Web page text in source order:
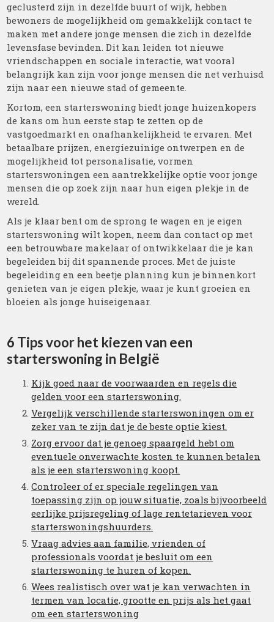
geclusterd zijn in dezelfde buurt of wijk, hebben
bewoners de mogelijkheid om gemakkelijk contact te
maken met andere jonge mensen die zich in dezelfde
levensfase bevinden. Dit kan leiden tot nieuwe
vriendschappen en sociale interactie, wat vooral
belangrijk kan zijn voor jonge mensen die net verhuisd
zijn naar een nieuwe stad of gemeente.
Kortom, een starterswoning biedt jonge huizenkopers
de kans om hun eerste stap te zetten op de
vastgoedmarkt en onafhankelijkheid te ervaren. Met
betaalbare prijzen, energiezuinige ontwerpen en de
mogelijkheid tot personalisatie, vormen
starterswoningen een aantrekkelijke optie voor jonge
mensen die op zoek zijn naar hun eigen plekje in de
wereld.
Als je klaar bent om de sprong te wagen en je eigen
starterswoning wilt kopen, neem dan contact op met
een betrouwbare makelaar of ontwikkelaar die je kan
begeleiden bij dit spannende proces. Met de juiste
begeleiding en een beetje planning kun je binnenkort
genieten van je eigen plekje, waar je kunt groeien en
bloeien als jonge huiseigenaar.
6 Tips voor het kiezen van een
starterswoning in België
Kijk goed naar de voorwaarden en regels die
gelden voor een starterswoning.
Vergelijk verschillende starterswoningen om er
zeker van te zijn dat je de beste optie kiest.
Zorg ervoor dat je genoeg spaargeld hebt om
eventuele onverwachte kosten te kunnen betalen
als je een starterswoning koopt.
Controleer of er speciale regelingen van
toepassing zijn op jouw situatie, zoals bijvoorbeeld
eerlijke prijsregeling of lage rentetarieven voor
starterswoningshuurders.
Vraag advies aan familie, vrienden of
professionals voordat je besluit om een
starterswoning te huren of kopen.
Wees realistisch over wat je kan verwachten in
termen van locatie, grootte en prijs als het gaat
om een starterswoning